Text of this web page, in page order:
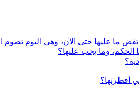
ما عليها حتى الآن، وهي اليوم
وما يجب عليها؟
أفطرتها؟